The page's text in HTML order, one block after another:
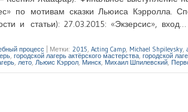
по мотивам сказки Льюиса Кэрролла.
и статьи): 27.03.2015: «Экзерсис», вход…
процесс Метки: 2015, Acting Camp, Michael Shpilevsky,
, городской лагерь актёрского мастерства, городской
, лето, Льюис Кэррол, Минск, Михаил Шпилевский,